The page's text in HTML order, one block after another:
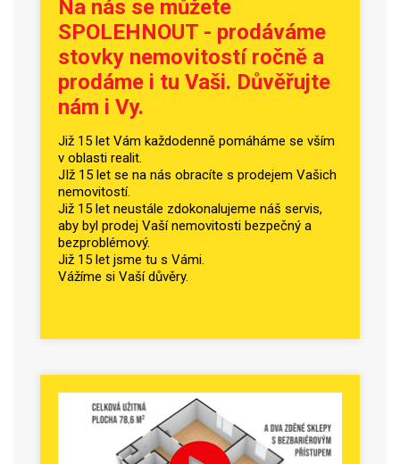
Na nás se můžete
SPOLEHNOUT - prodáváme
stovky nemovitostí ročně a
prodáme i tu Vaši. Důvěřujte
nám i Vy.
Již 15 let Vám každodenně pomáháme se vším
v oblasti realit.
JIž 15 let se na nás obracíte s prodejem Vašich
nemovitostí.
Již 15 let neustále zdokonalujeme náš servis,
aby byl prodej Vaší nemovitosti bezpečný a
bezproblémový.
Již 15 let jsme tu s Vámi.
Vážíme si Vaší důvěry.